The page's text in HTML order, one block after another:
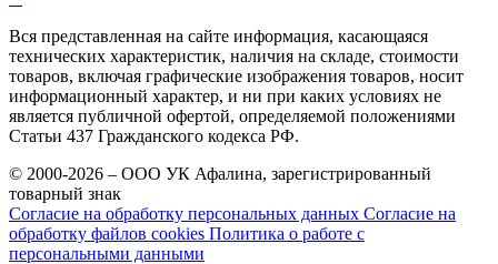
Вся представленная на сайте информация, касающаяся
технических характеристик, наличия на складе, стоимости
товаров, включая графические изображения товаров, носит
информационный характер, и ни при каких условиях не
является публичной офертой, определяемой положениями
Статьи 437 Гражданского кодекса РФ.
© 2000-2026 – ООО УК Афалина, зарегистрированный
товарный знак
Согласие на обработку персональных данных Согласие на
обработку файлов cookies Политика о работе с
персональными данными